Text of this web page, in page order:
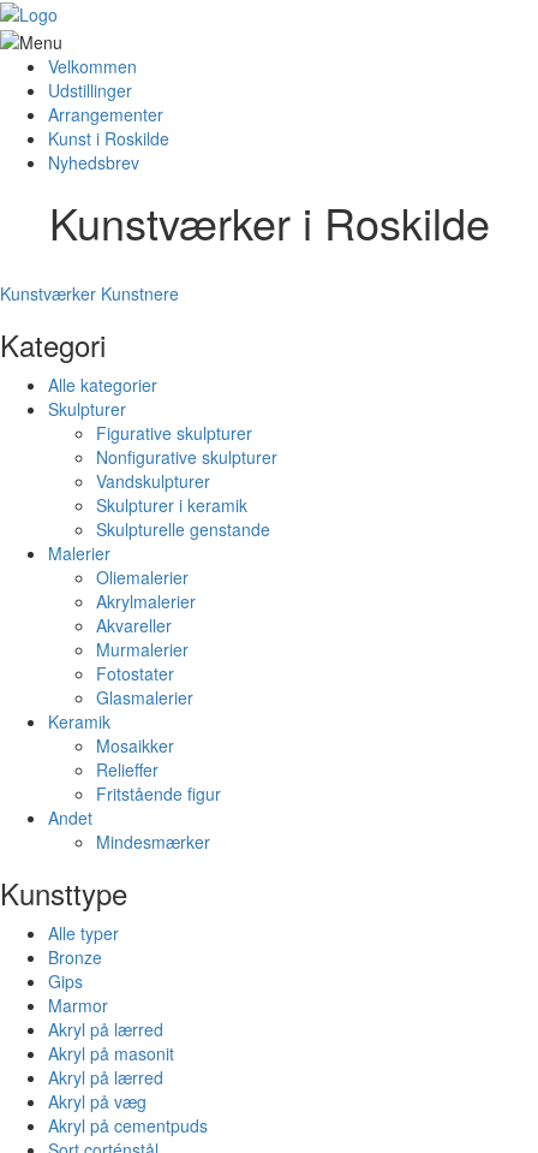
Velkommen
Udstillinger
Arrangementer
Kunst i Roskilde
Nyhedsbrev
Kunstværker i Roskilde
Kunstværker Kunstnere
Kategori
Alle kategorier
Skulpturer
Figurative skulpturer
Nonfigurative skulpturer
Vandskulpturer
Skulpturer i keramik
Skulpturelle genstande
Malerier
Oliemalerier
Akrylmalerier
Akvareller
Murmalerier
Fotostater
Glasmalerier
Keramik
Mosaikker
Relieffer
Fritstående figur
Andet
Mindesmærker
Kunsttype
Alle typer
Bronze
Gips
Marmor
Akryl på lærred
Akryl på masonit
Akryl på lærred
Akryl på væg
Akryl på cementpuds